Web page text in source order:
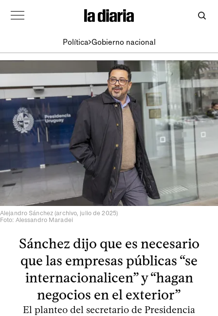
Política Gobierno nacional
Alejandro Sánchez (archivo, julio de 2025)
Foto: Alessandro Maradei
Sánchez dijo que es necesario
que las empresas públicas “se
internacionalicen” y “hagan
negocios en el exterior”
El planteo del secretario de Presidencia